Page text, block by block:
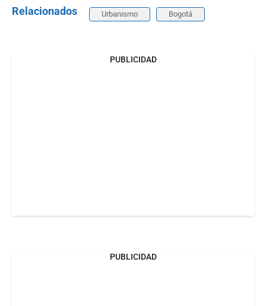
Relacionados Urbanismo Bogotá
PUBLICIDAD
PUBLICIDAD